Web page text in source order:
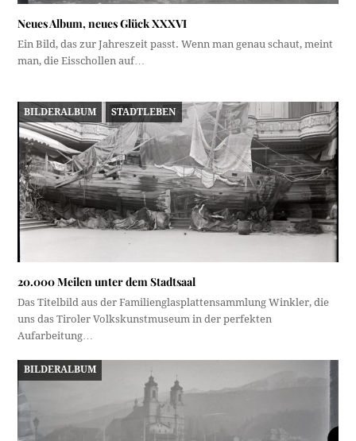
Neues Album, neues Glück XXXVI
Ein Bild, das zur Jahreszeit passt. Wenn man genau schaut, meint
man, die Eisschollen auf…
BILDERALBUM STADTLEBEN
20.000 Meilen unter dem Stadtsaal
Das Titelbild aus der Familienglasplattensammlung Winkler, die
uns das Tiroler Volkskunstmuseum in der perfekten
Aufarbeitung…
BILDERALBUM